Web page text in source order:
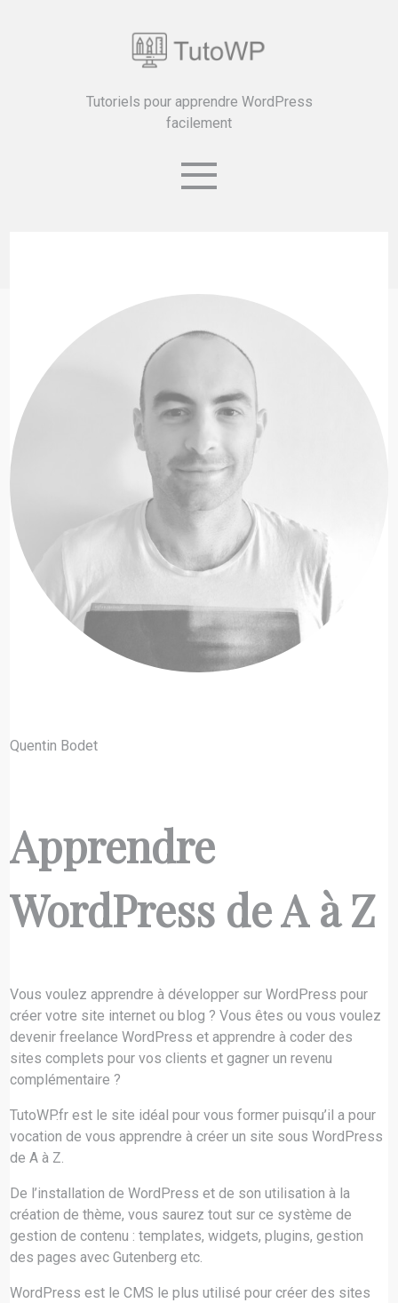
Tutoriels pour apprendre WordPress
facilement
Quentin Bodet
Apprendre
WordPress de A à Z
Vous voulez apprendre à développer sur WordPress pour
créer votre site internet ou blog ? Vous êtes ou vous voulez
devenir freelance WordPress et apprendre à coder des
sites complets pour vos clients et gagner un revenu
complémentaire ?
TutoWP.fr est le site idéal pour vous former puisqu’il a pour
vocation de vous apprendre à créer un site sous WordPress
de A à Z.
De l’installation de WordPress et de son utilisation à la
création de thème, vous saurez tout sur ce système de
gestion de contenu : templates, widgets, plugins, gestion
des pages avec Gutenberg etc.
WordPress est le CMS le plus utilisé pour créer des sites